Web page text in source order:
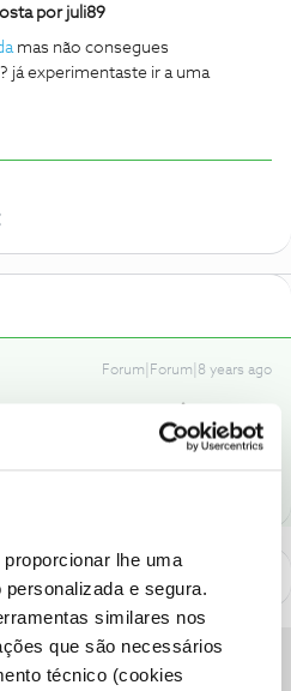
lhe uma
e segura.
similares nos
que são necessários
técnico (cookies
porjuli89
mas não consegues
já experimentaste ir a uma
Forum|Forum|8 years ago